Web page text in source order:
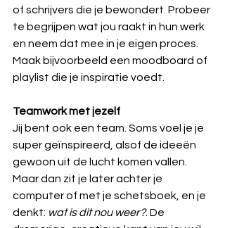
of schrijvers die je bewondert. Probeer
te begrijpen wat jou raakt in hun werk
en neem dat mee in je eigen proces.
Maak bijvoorbeeld een moodboard of
playlist die je inspiratie voedt.
Teamwork met jezelf
Jij bent ook een team. Soms voel je je
super geïnspireerd, alsof de ideeën
gewoon uit de lucht komen vallen.
Maar dan zit je later achter je
computer of met je schetsboek, en je
denkt: wat is dit nou weer?. De